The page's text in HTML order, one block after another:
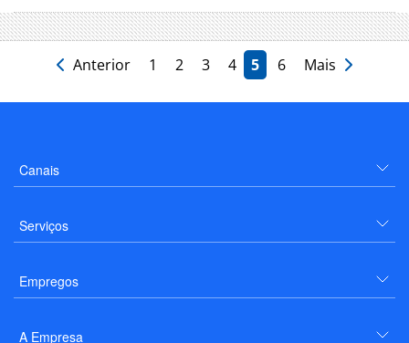
Anterior 1 2 3 4 5 6 Mais
Canais
Serviços
Empregos
A Empresa